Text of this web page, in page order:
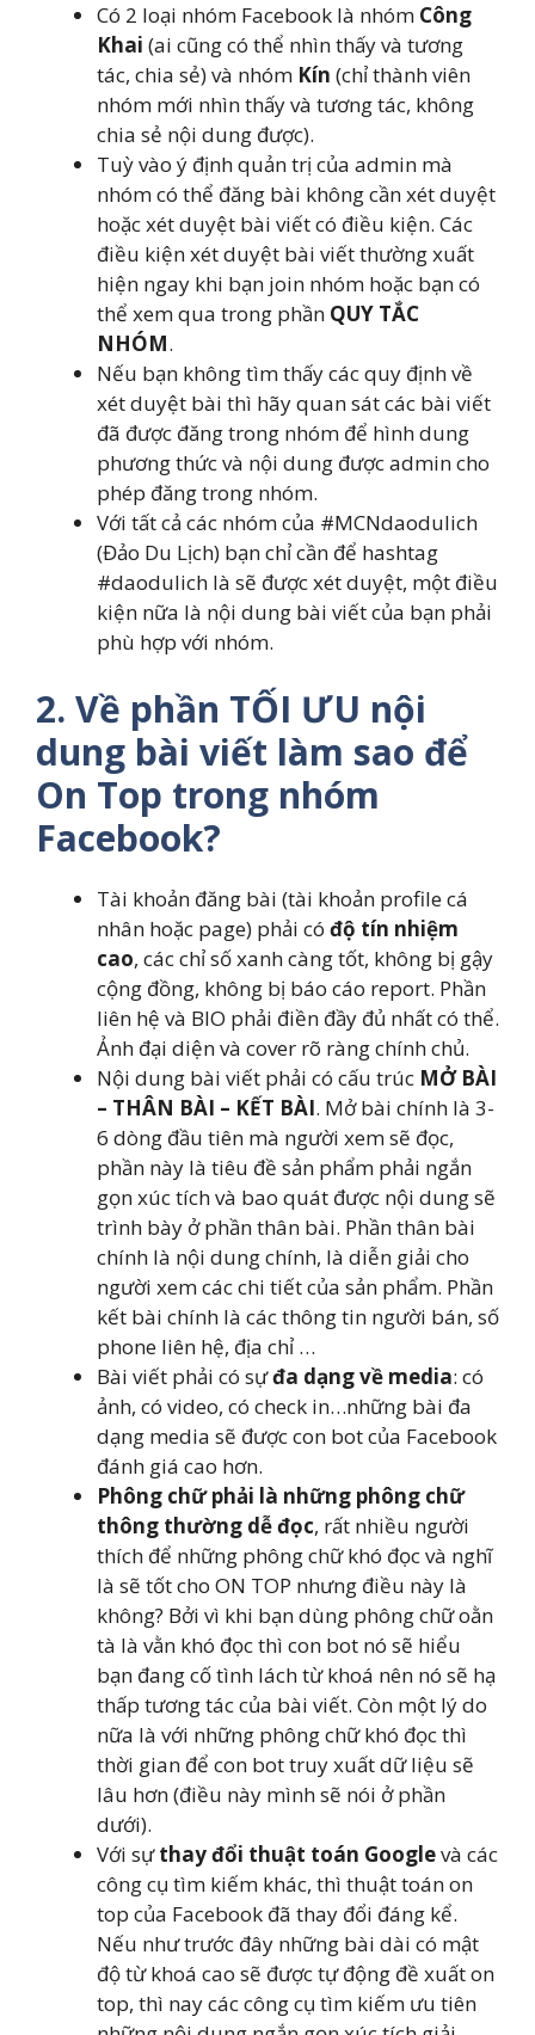
Có 2 loại nhóm Facebook là nhóm Công
Khai (ai cũng có thể nhìn thấy và tương
tác, chia sẻ) và nhóm Kín (chỉ thành viên
nhóm mới nhìn thấy và tương tác, không
chia sẻ nội dung được).
Tuỳ vào ý định quản trị của admin mà
nhóm có thể đăng bài không cần xét duyệt
hoặc xét duyệt bài viết có điều kiện. Các
điều kiện xét duyệt bài viết thường xuất
hiện ngay khi bạn join nhóm hoặc bạn có
thể xem qua trong phần QUY TẮC
NHÓM.
Nếu bạn không tìm thấy các quy định về
xét duyệt bài thì hãy quan sát các bài viết
đã được đăng trong nhóm để hình dung
phương thức và nội dung được admin cho
phép đăng trong nhóm.
Với tất cả các nhóm của #MCNdaodulich
(Đảo Du Lịch) bạn chỉ cần để hashtag
#daodulich là sẽ được xét duyệt, một điều
kiện nữa là nội dung bài viết của bạn phải
phù hợp với nhóm.
2. Về phần TỐI ƯU nội
dung bài viết làm sao để
On Top trong nhóm
Facebook?
Tài khoản đăng bài (tài khoản profile cá
nhân hoặc page) phải có độ tín nhiệm
cao, các chỉ số xanh càng tốt, không bị gậy
cộng đồng, không bị báo cáo report. Phần
liên hệ và BIO phải điền đầy đủ nhất có thể.
Ảnh đại diện và cover rõ ràng chính chủ.
Nội dung bài viết phải có cấu trúc MỞ BÀI
– THÂN BÀI – KẾT BÀI. Mở bài chính là 3-
6 dòng đầu tiên mà người xem sẽ đọc,
phần này là tiêu đề sản phẩm phải ngắn
gọn xúc tích và bao quát được nội dung sẽ
trình bày ở phần thân bài. Phần thân bài
chính là nội dung chính, là diễn giải cho
người xem các chi tiết của sản phẩm. Phần
kết bài chính là các thông tin người bán, số
phone liên hệ, địa chỉ …
Bài viết phải có sựđa dạng về media: có
ảnh, có video, có check in…những bài đa
dạng media sẽ được con bot của Facebook
đánh giá cao hơn.
Phông chữ phải là những phông chữ
thông thường dễ đọc, rất nhiều người
thích để những phông chữ khó đọc và nghĩ
là sẽ tốt cho ON TOP nhưng điều này là
không? Bởi vì khi bạn dùng phông chữ oằn
tà là vằn khó đọc thì con bot nó sẽ hiểu
bạn đang cố tình lách từ khoá nên nó sẽ hạ
thấp tương tác của bài viết. Còn một lý do
nữa là với những phông chữ khó đọc thì
thời gian để con bot truy xuất dữ liệu sẽ
lâu hơn (điều này mình sẽ nói ở phần
dưới).
Với sựthay đổi thuật toán Googlevà các
công cụ tìm kiếm khác, thì thuật toán on
top của Facebook đã thay đổi đáng kể.
Nếu như trước đây những bài dài có mật
độ từ khoá cao sẽ được tự động đề xuất on
top, thì nay các công cụ tìm kiếm ưu tiên